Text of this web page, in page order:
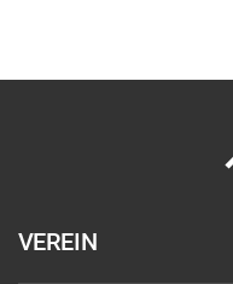
VEREIN